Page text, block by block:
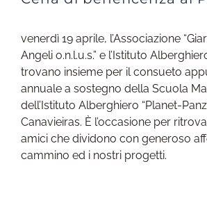
venerdì 19 aprile, l’Associazione
Angeli o.n.l.u.s.” e l’Istituto
trovano insieme per il consueto
annuale a sostegno della Scuola
dell’Istituto Alberghiero “Planet-
Canavieiras. È l’occasione per
amici che dividono con generoso
cammino ed i nostri progetti.